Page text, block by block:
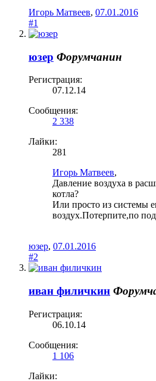
Игорь Матвеев, 07.01.2016
#1
юзер Форумчанин
Регистрация:
07.12.14
Сообщения:
2 338
Лайки:
281
Игорь Матвеев,
Давление воздуха в
котла?
Или просто из системы
воздух.Потерпите,по
юзер, 07.01.2016
#2
иван филичкин
Регистрация:
06.10.14
Сообщения:
1 106
Лайки: